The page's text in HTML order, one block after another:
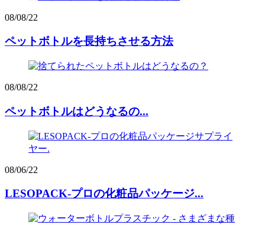
08/08/22
ペットボトルを長持ちさせる方法
08/08/22
ペットボトルはどうなるの...
08/06/22
LESOPACK-プロの化粧品パッケージ...